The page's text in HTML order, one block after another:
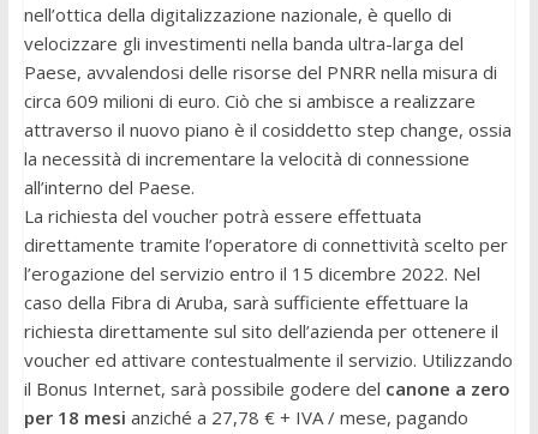
nell’ottica della digitalizzazione nazionale, è quello di
velocizzare gli investimenti nella banda ultra-larga del
Paese, avvalendosi delle risorse del PNRR nella misura di
circa 609 milioni di euro. Ciò che si ambisce a realizzare
attraverso il nuovo piano è il cosiddetto step change, ossia
la necessità di incrementare la velocità di connessione
all’interno del Paese.
La richiesta del voucher potrà essere effettuata
direttamente tramite l’operatore di connettività scelto per
l’erogazione del servizio entro il 15 dicembre 2022. Nel
caso della Fibra di Aruba, sarà sufficiente effettuare la
richiesta direttamente sul sito dell’azienda per ottenere il
voucher ed attivare contestualmente il servizio. Utilizzando
il Bonus Internet, sarà possibile godere del canone a zero
per 18 mesi anziché a 27,78 € + IVA / mese, pagando